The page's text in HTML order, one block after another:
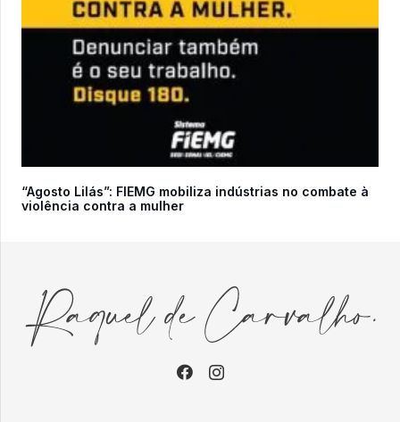
“Agosto Lilás”: FIEMG mobiliza indústrias no combate à
violência contra a mulher